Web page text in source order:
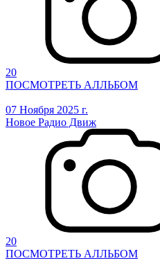
20
ПОСМОТРЕТЬ АЛЛЬБОМ
07 Ноября 2025 г.
Новое Радио Движ
20
ПОСМОТРЕТЬ АЛЛЬБОМ